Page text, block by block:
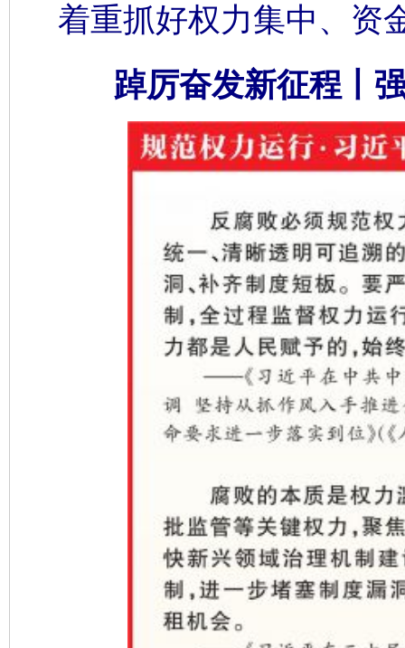
着重抓好权力集中、资
踔厉奋发新征程丨